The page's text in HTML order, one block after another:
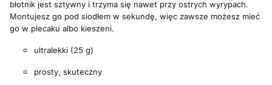
błotnik jest sztywny i trzyma się nawet przy ostrych wyrypach.
Montujesz go pod siodłem w sekundę, więc zawsze możesz mieć
go w plecaku albo kieszeni.
ultralekki (25 g)
prosty, skuteczny